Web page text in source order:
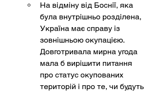
На відміну від Боснії, яка
була внутрішньо розділена,
Україна має справу із
зовнішньою окупацією.
Довготривала мирна угода
мала б вирішити питання
про статус окупованих
територій і про те, чи будуть